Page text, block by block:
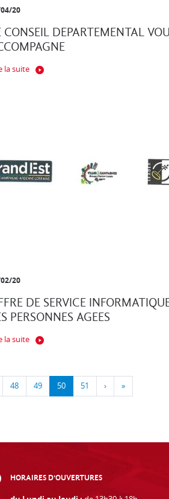
20
CONSEIL DEPARTEMENTAL
la suite
20
DE SERVICE
PERSONNES AGEES
la suite
48 49 50 51 › »
HORAIRES D'OUVERTURES